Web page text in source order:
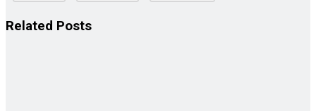
Related Posts